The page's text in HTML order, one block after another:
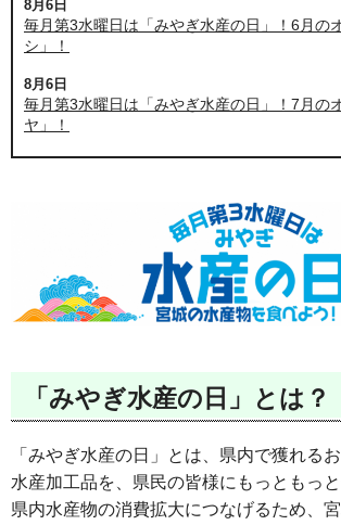
8月6日
毎月第3水曜日は「みやぎ水産の日」！6月の
シ」！
8月6日
毎月第3水曜日は「みやぎ水産の日」！7月の
ヤ」！
「みやぎ水産の日」とは？
「みやぎ水産の日」とは、県内で獲れる
水産加工品を、県民の皆様にもっともっと
県内水産物の消費拡大につなげるため、